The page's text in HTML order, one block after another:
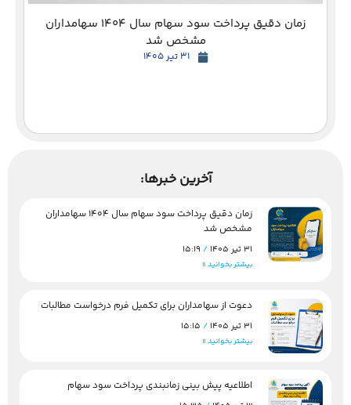
زمان دقیق پرداخت سود سهام سال 1404 سهامداران
مشخص شد
31 تیر 1405
آخرین خبرها:
زمان دقیق پرداخت سود سهام سال 1404 سهامداران
مشخص شد
31 تیر 1405
بیشتر بخوانید »
دعوت از سهامداران برای تکمیل فرم درخواست مطالبات
31 تیر 1405
بیشتر بخوانید »
اطلاعیه پیش بینی زمانبندی پرداخت سود سهام